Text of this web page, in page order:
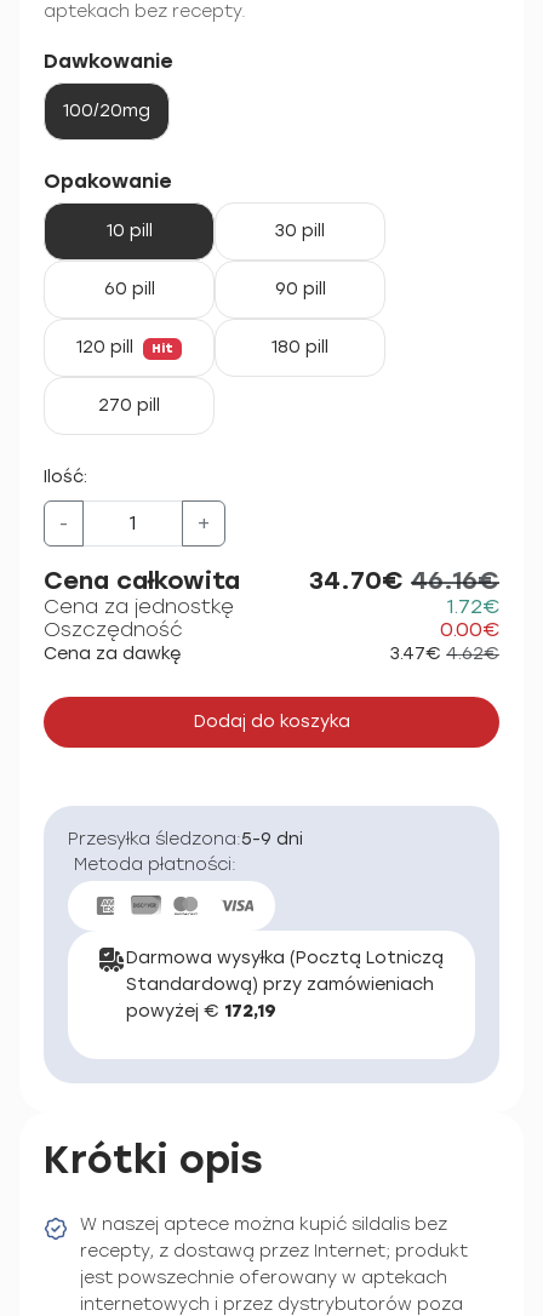
aptekach bez recepty.
Dawkowanie
100/20mg
Opakowanie
10 pill 30 pill
60 pill 90 pill
120 pill Hit 180 pill
270 pill
Ilość:
- +
Cena całkowita 34.70€ 46.16€
Cena za jednostkę
1.72€
Oszczędność
0.00€
Cena za dawkę 3.47€ 4.62€
Dodaj do koszyka
Przesyłka śledzona:5-9 dni
Metoda płatności:
Darmowa wysyłka (Pocztą Lotniczą
Standardową) przy zamówieniach
powyżej € 172,19
Krótki opis
W naszej aptece można kupić sildalis bez
recepty, z dostawą przez Internet; produkt
jest powszechnie oferowany w aptekach
internetowych i przez dystrybutorów poza